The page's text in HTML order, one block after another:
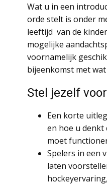
Wat u in een
orde stelt is onder
leeftijd van de
mogelijke
voornamelijk
bijeenkomst met
Stel jezelf
Een korte
en hoe u denkt
moet
Spelers in een
laten